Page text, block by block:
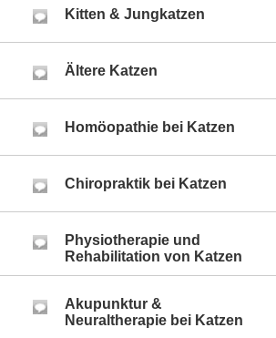
Kitten & Jungkatzen
Ältere Katzen
Homöopathie bei Katzen
Chiropraktik bei Katzen
Physiotherapie und
Rehabilitation von Katzen
Akupunktur &
Neuraltherapie bei Katzen